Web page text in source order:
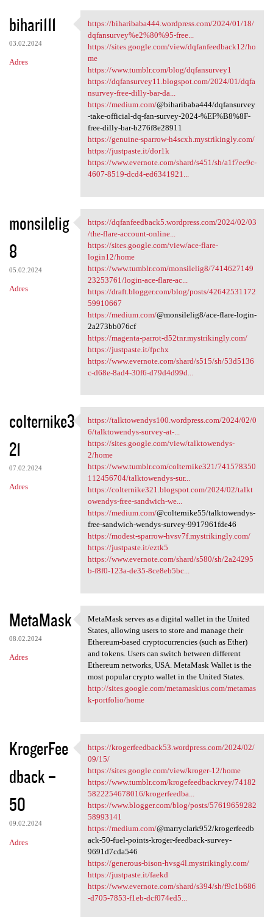
bihari111
03.02.2024
Adres
https://biharibaba444
https://biharibaba444.wordpress.com/2024/01/18/
dqfansurvey%e2%80%95-free...
https://sites.google.com/view/dqfanfeedback12/ho
me
https://www.tumblr.com/blog/dqfansurvey1
https://dqfansurvey11.blogspot.com/2024/01/dqfa
nsurvey-free-dilly-bar-da...
https://medium.com/@biharibaba444/dqfansurvey
-take-official-dq-fan-survey-2024-%EF%B8%8F-
free-dilly-bar-b276f8e28911
https://genuine-sparrow-h4scxh.mystrikingly.com/
https://justpaste.it/dor1k
https://www.evernote.com/shard/s451/sh/a1f7ee9c-
4607-8519-dcd4-ed6341921...
monsilelig
8
05.02.2024
Adres
https://dqfanfeedback5
https://dqfanfeedback5.wordpress.com/2024/02/03
/the-flare-account-online...
https://sites.google.com/view/ace-flare-
login12/home
https://www.tumblr.com/monsilelig8/7414627149
23253761/login-ace-flare-ac...
https://draft.blogger.com/blog/posts/42642531172
59910667
https://medium.com/@monsilelig8/ace-flare-login-
2a273bb076cf
https://magenta-parrot-d52tnr.mystrikingly.com/
https://justpaste.it/fpchx
https://www.evernote.com/shard/s515/sh/53d5136
c-d68e-8ad4-30f6-d79d4d99d...
colternike3
21
07.02.2024
Adres
https://talktowendys100
https://talktowendys100.wordpress.com/2024/02/0
6/talktowendys-survey-at-...
https://sites.google.com/view/talktowendys-
2/home
https://www.tumblr.com/colternike321/741578350
112456704/talktowendys-sur...
https://colternike321.blogspot.com/2024/02/talkt
owendys-free-sandwich-we...
https://medium.com/@colternike55/talktowendys-
free-sandwich-wendys-survey-9917961fde46
https://modest-sparrow-hvsv7f.mystrikingly.com/
https://justpaste.it/eztk5
https://www.evernote.com/shard/s580/sh/2a24295
b-f8f0-123a-de35-8ce8eb5bc...
MetaMask
08.02.2024
Adres
MetaMask serves as a digital
MetaMask serves as a digital wallet in the United
States, allowing users to store and manage their
Ethereum-based cryptocurrencies (such as Ether)
and tokens. Users can switch between different
Ethereum networks, USA. MetaMask Wallet is the
most popular crypto wallet in the United States.
http://sites.google.com/metamaskius.com/metamas
k-portfolio/home
KrogerFee
dback –
50
09.02.2024
Adres
https://krogerfeedback53
https://krogerfeedback53.wordpress.com/2024/02/
09/15/
https://sites.google.com/view/kroger-12/home
https://www.tumblr.com/krogefeedbackrvey/74182
5822254678016/krogerfeedba...
https://www.blogger.com/blog/posts/57619659282
58993141
https://medium.com/@marryclark952/krogerfeedb
ack-50-fuel-points-kroger-feedback-survey-
9691d7cda546
https://generous-bison-hvsg4l.mystrikingly.com/
https://justpaste.it/faekd
https://www.evernote.com/shard/s394/sh/f9c1b686
-d705-7853-f1eb-dcf074ed5...